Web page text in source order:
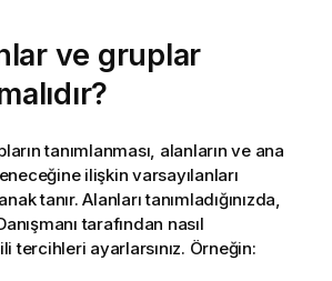
ve gruplar
tanımlanması, alanların ve ana
ilişkin varsayılanları
tanır. Alanları tanımladığınızda,
tarafından nasıl
tercihleri ayarlarsınız. Örneğin: